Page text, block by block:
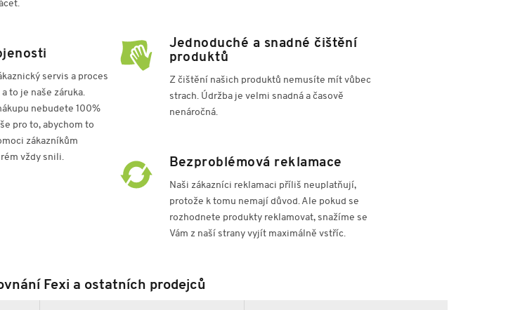
servis a proces
to je naše záruka.
nebudete 100%
pro to, abychom to
zákazníkům
vždy snili.
Jednoduché a snadné čištění
produktů
Z čištění našich produktů nemusíte mít vůbec
strach. Údržba je velmi snadná a časově
nenáročná.
Bezproblémová reklamace
Naši zákazníci reklamaci příliš neuplatňují,
protože k tomu nemají důvod. Ale pokud se
rozhodnete produkty reklamovat, snažíme se
Vám z naší strany vyjít maximálně vstříc.
Fexi a ostatních prodejců